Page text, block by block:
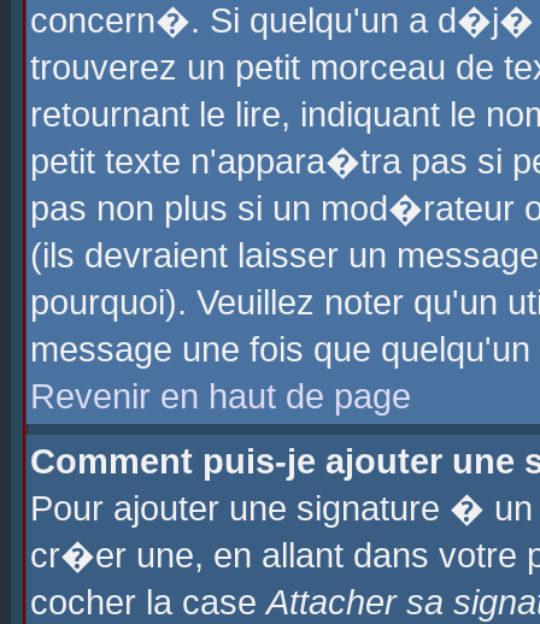
concern�. Si quelqu'un a
trouverez un petit morceau de
retournant le lire, indiquant le
petit texte n'appara�tra pas si
pas non plus si un mod�rateur
(ils devraient laisser un
pourquoi). Veuillez noter qu'un
message une fois que
Revenir en haut de page
Comment puis-je ajouter une
Pour ajouter une signature �
cr�er une, en allant dans
cocher la caseAttacher sa